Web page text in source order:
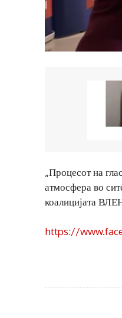
„Процесот на
атмосфера во
коалицијата
https://